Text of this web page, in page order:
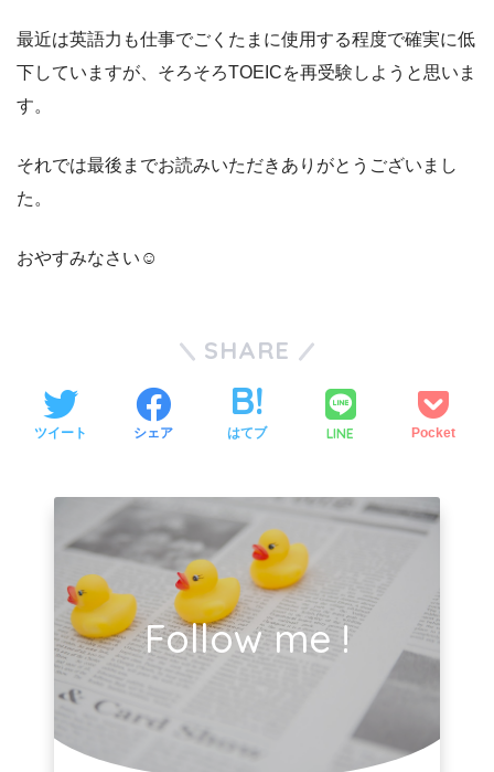
最近は英語力も仕事でごくたまに使用する程度で確実に低
下していますが、そろそろTOEICを再受験しようと思いま
す。
それでは最後までお読みいただきありがとうございまし
た。
おやすみなさい☺
SHARE
ツイート シェア はてブ LINE Pocket
Follow me !